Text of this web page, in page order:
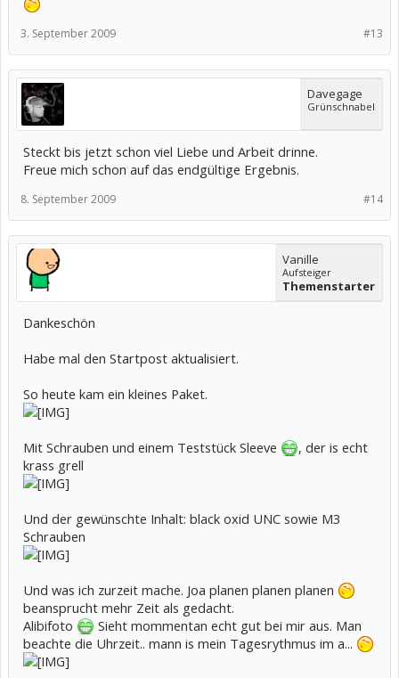
#13
3. September 2009
Davegage
Grünschnabel
Steckt bis jetzt schon viel Liebe und Arbeit drinne.
Freue mich schon auf das endgültige Ergebnis.
#14
8. September 2009
Vanille
Aufsteiger
Themenstarter
Dankeschön
Habe mal den Startpost aktualisiert.
So heute kam ein kleines Paket.
Mit Schrauben und einem Teststück Sleeve
, der is echt
krass grell
Und der gewünschte Inhalt: black oxid UNC sowie M3
Schrauben
Und was ich zurzeit mache. Joa planen planen planen
beansprucht mehr Zeit als gedacht.
Alibifoto
Sieht mommentan echt gut bei mir aus. Man
beachte die Uhrzeit.. mann is mein Tagesrythmus im a...